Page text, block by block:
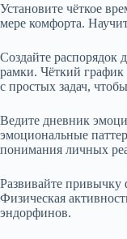
Установите чёткое
мере комфорта.
Создайте распорядок
рамки. Чёткий график
с простых задач,
Ведите дневник
эмоциональные
понимания личных
Развивайте привычку
Физическая
эндорфинов.